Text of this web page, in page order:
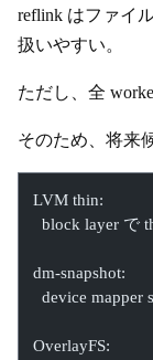
reflink はファイ
扱いやすい。
ただし、全
そのため、将来
LVM thin:
block layer で
dm-snapshot:
device mapper
OverlayFS: